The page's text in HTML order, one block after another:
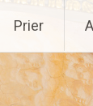
Prier